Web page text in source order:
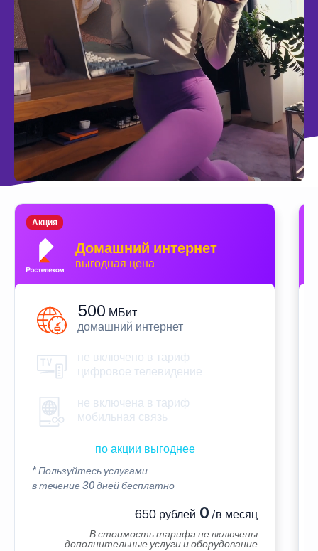
Домашний интернет
выгодная цена
Акция
500 МБит
домашний интернет
не включено в тариф
цифровое телевидение
не включена в тариф
мобильная связь
по акции выгоднее
* Пользуйтесь услугами
в течение 30 дней бесплатно
650 рублей0 /в месяц
В стоимость тарифа не включены
дополнительные услуги и оборудование